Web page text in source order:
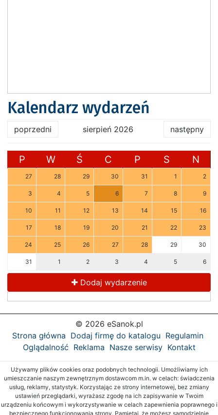
Kalendarz wydarzeń
poprzedni sierpień 2026 następny
P W Ś C P S N
27 28 29 30 31 1 2
3 4 5 6 7 8 9
10 11 12 13 14 15 16
17 18 19 20 21 22 23
24 25 26 27 28 29 30
31 1 2 3 4 5 6
Dodaj wydarzenie
© 2026 eSanok.pl
Strona główna Dodaj firmę do katalogu Regulamin
Oglądalność Reklama Nasze serwisy Kontakt
Używamy plików cookies oraz podobnych technologii. Umożliwiamy ich
umieszczanie naszym zewnętrznym dostawcom m.in. w celach: świadczenia
usług, reklamy, statystyk. Korzystając ze strony internetowej, bez zmiany
ustawień przeglądarki, wyrażasz zgodę na ich zapisywanie w Twoim
urządzeniu końcowym i wykorzystywanie w celach zapewnienia poprawnego i
bezpiecznego funkcjonowania strony. Pamiętaj, że możesz samodzielnie